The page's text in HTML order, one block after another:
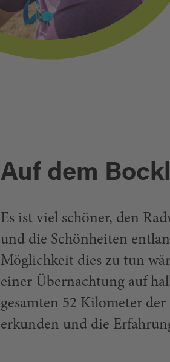
Auf dem Bockl
Es ist viel schöner, den
und die Schönheiten
Möglichkeit dies zu tun
einer Übernachtung auf
gesamten 52 Kilometer der
erkunden und die